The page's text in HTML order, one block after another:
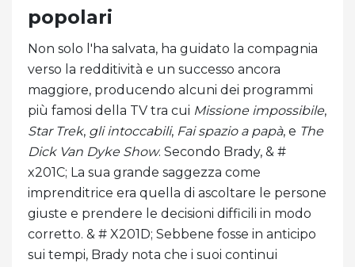
popolari
Non solo l'ha salvata, ha guidato la compagnia
verso la redditività e un successo ancora
maggiore, producendo alcuni dei programmi
più famosi della TV tra cui Missione impossibile,
Star Trek, gli intoccabili, Fai spazio a papà, e The
Dick Van Dyke Show. Secondo Brady, & #
x201C; La sua grande saggezza come
imprenditrice era quella di ascoltare le persone
giuste e prendere le decisioni difficili in modo
corretto. & # X201D; Sebbene fosse in anticipo
sui tempi, Brady nota che i suoi continui